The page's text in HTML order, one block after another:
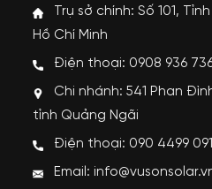
Trụ sở chính: Số 101,
Hồ Chí Minh
Điện thoại: 0908 936
Chi nhánh: 541 Phan
tỉnh Quảng Ngãi
Điện thoại: 090 4499
Email: